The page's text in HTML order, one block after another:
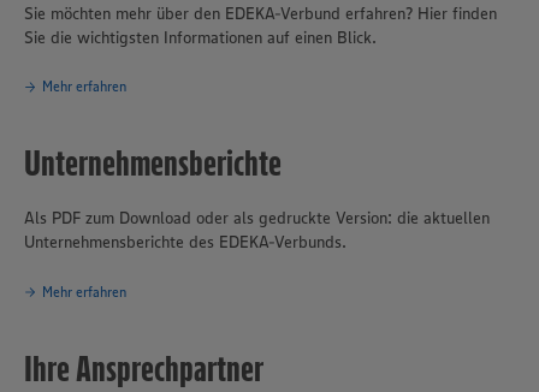
Sie möchten mehr über den EDEKA-Verbund erfahren? Hier finden
Sie die wichtigsten Informationen auf einen Blick.
Mehr erfahren
Unternehmensberichte
Als PDF zum Download oder als gedruckte Version: die aktuellen
Unternehmensberichte des EDEKA-Verbunds.
Mehr erfahren
Ihre Ansprechpartner